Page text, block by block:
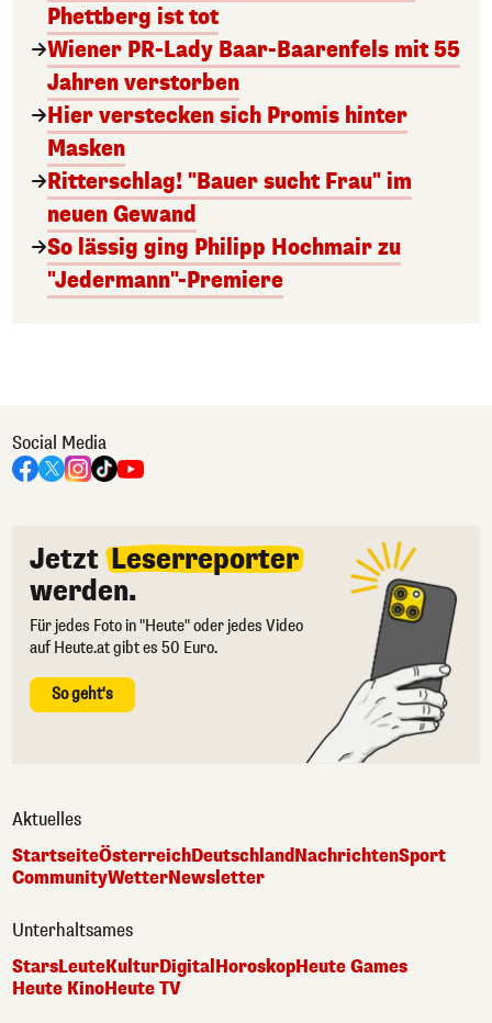
Phettberg ist tot
Wiener PR-Lady Baar-Baarenfels mit 55
Jahren verstorben
Hier verstecken sich Promis hinter
Masken
Ritterschlag! "Bauer sucht Frau" im
neuen Gewand
So lässig ging Philipp Hochmair zu
"Jedermann"-Premiere
Social Media
Jetzt Leserreporter
werden.
Für jedes Foto in "Heute" oder jedes Video
auf Heute.at gibt es 50 Euro.
So geht's
Aktuelles
StartseiteÖsterreichDeutschlandNachrichtenSport
CommunityWetterNewsletter
Unterhaltsames
StarsLeuteKulturDigital HoroskopHeute Games
Heute KinoHeute TV